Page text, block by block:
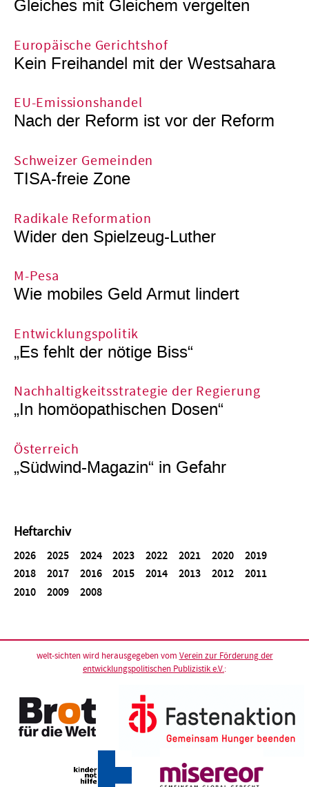
Gleiches mit Gleichem vergelten
Europäische Gerichtshof
Kein Freihandel mit der Westsahara
EU-Emissionshandel
Nach der Reform ist vor der Reform
Schweizer Gemeinden
TISA-freie Zone
Radikale Reformation
Wider den Spielzeug-Luther
M-Pesa
Wie mobiles Geld Armut lindert
Entwicklungspolitik
„Es fehlt der nötige Biss“
Nachhaltigkeitsstrategie der Regierung
„In homöopathischen Dosen“
Österreich
„Südwind-Magazin“ in Gefahr
Heftarchiv
2026 2025 2024 2023 2022 2021 2020
2019
2018
2017 2016 2015 2014 2013 2012
2011
2010
2009 2008
welt-sichten wird herausgegeben vom Verein zur Förderung der
entwicklungspolitischen Publizistik e.V.: